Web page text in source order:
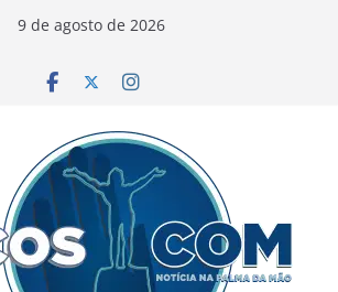
9 de agosto de 2026